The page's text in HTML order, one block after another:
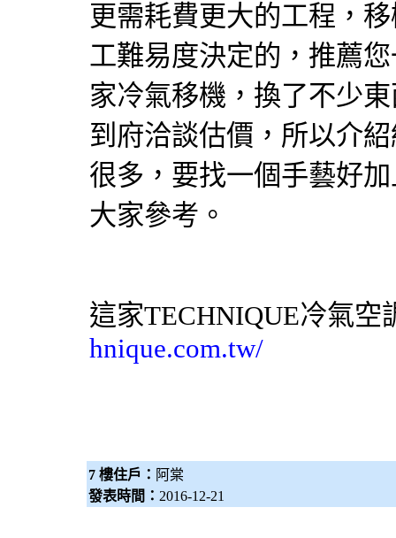
更需耗費更大的工程，
工難易度決定的，推薦
家冷氣移機 ，換了不少
到府洽談估價，所以介
很多，要找一個手藝好
大家參考。
這家TECHNIQUE冷氣空
hnique.com.tw/
7 樓住戶： 阿棠
發表時間： 2016-12-21